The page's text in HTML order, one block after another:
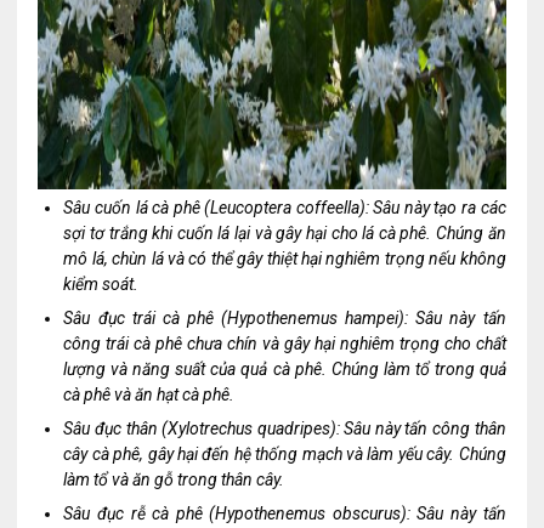
Sâu cuốn lá cà phê (Leucoptera coffeella): Sâu này tạo ra các
sợi tơ trắng khi cuốn lá lại và gây hại cho lá cà phê. Chúng ăn
mô lá, chùn lá và có thể gây thiệt hại nghiêm trọng nếu không
kiểm soát.
Sâu đục trái cà phê (Hypothenemus hampei): Sâu này tấn
công trái cà phê chưa chín và gây hại nghiêm trọng cho chất
lượng và năng suất của quả cà phê. Chúng làm tổ trong quả
cà phê và ăn hạt cà phê.
Sâu đục thân (Xylotrechus quadripes): Sâu này tấn công thân
cây cà phê, gây hại đến hệ thống mạch và làm yếu cây. Chúng
làm tổ và ăn gỗ trong thân cây.
Sâu đục rễ cà phê (Hypothenemus obscurus): Sâu này tấn